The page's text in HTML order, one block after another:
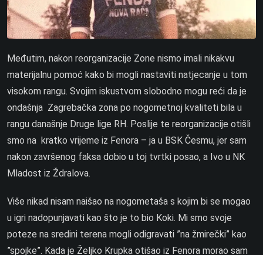
Međutim, nakon reorganizacije Zone nismo imali nikakvu
materijalnu pomoć kako bi mogli nastaviti natjecanje u tom
visokom rangu. Svojim iskustvom slobodno mogu reći da je
ondašnja Zagrebačka zona po nogometnoj kvaliteti bila u
rangu današnje Druge lige RH. Poslije te reorganizacije otišli
smo na kratko vrijeme iz Fenora – ja u BSK Česmu, jer sam
nakon završenog faksa dobio u toj tvrtki posao, a Ivo u NK
Mladost iz Ždralova.
Više nikad nisam naišao na nogometaša s kojim bi se mogao
u igri nadopunjavati kao što je to bio Koki. Mi smo svoje
poteze na sredini terena mogli odigravati ”na žmirečki” kao
”spojke”. Kada je Željko Krupka otišao iz Fenora morao sam